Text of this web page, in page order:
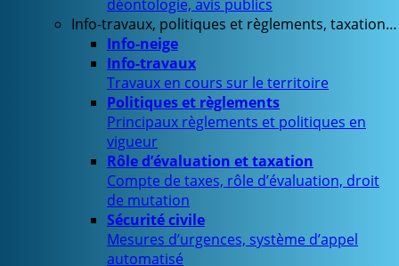
déontologie, avis publics
Info-travaux, politiques et règlements, taxation…
Info-neige
Info-travaux
Travaux en cours sur le territoire
Politiques et règlements
Principaux règlements et politiques en
vigueur
Rôle d’évaluation et taxation
Compte de taxes, rôle d’évaluation, droit
de mutation
Sécurité civile
Mesures d’urgences, système d’appel
automatisé